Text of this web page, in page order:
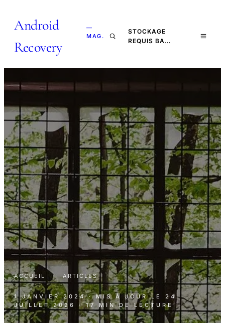
Android
Recovery
—
MAG.
STOCKAGE
REQUIS BA…
ACCUEIL · ARTICLES
1 JANVIER 2024 · MIS À JOUR LE 24
JUILLET 2026
· 17 MIN DE LECTURE